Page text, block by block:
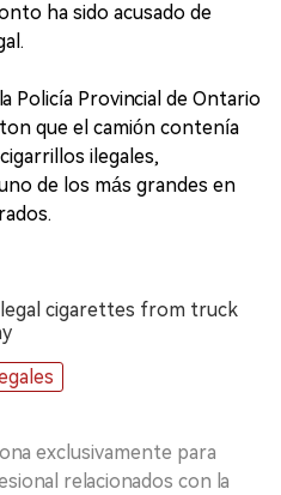
ha sido acusado de
Policía Provincial de Ontario
que el camión contenía
ilegales,
de los más grandes en
cigarettes from truck
exclusivamente para
relacionados con la